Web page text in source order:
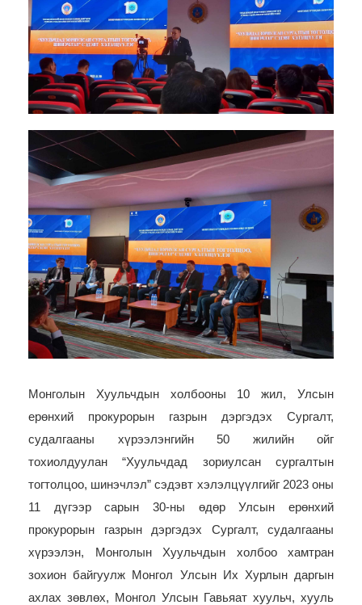
Монголын Хуульчдын холбооны 10 жил, Улсын
ерөнхий прокурорын газрын дэргэдэх Сургалт,
судалгааны хүрээлэнгийн 50 жилийн ойг
тохиолдуулан “Хуульчдад зориулсан сургалтын
тогтолцоо, шинэчлэл” сэдэвт хэлэлцүүлгийг 2023 оны
11 дүгээр сарын 30-ны өдөр Улсын ерөнхий
прокурорын газрын дэргэдэх Сургалт, судалгааны
хүрээлэн, Монголын Хуульчдын холбоо хамтран
зохион байгуулж
Монгол Улсын Их Хурлын даргын
ахлах зөвлөх, Монгол Улсын Гавьяат хуульч, хууль